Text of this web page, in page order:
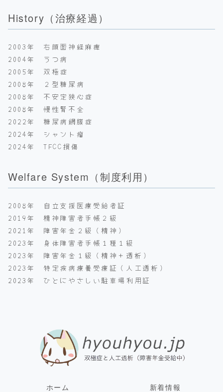
History（治療経過）
2003年 右顔面神経麻痺
2004年 うつ病
2005年 双極症
2008年 ２型糖尿病
2008年 不安定狭心症
2008年 慢性腎不全
2022年 糖尿病網膜症
2024年 シャント瘤
2024年 TFCC損傷
Welfare System（制度利用）
2008年 自立支援医療受給者証
2019年 精神障害者手帳２級
2021年 障害年金２級（精神）
2023年 身体障害者手帳１種１級
2023年 障害年金１級（精神＋透析）
2023年 特定疾病療養受療証（人工透析）
2023年 ひとにやさしい駐車場利用証
ホーム 新着情報